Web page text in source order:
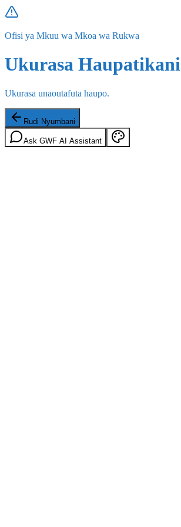
Ofisi ya Mkuu wa Mkoa wa Rukwa
Ukurasa Haupatikani
Ukurasa unaoutafuta haupo.
Rudi Nyumbani
Ask GWF AI Assistant